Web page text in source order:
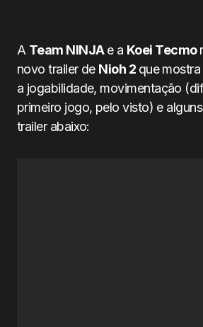
A Team NINJAe a Koei Tecmo
novo trailer de Nioh 2 que
a jogabilidade, movimentação
primeiro jogo, pelo visto) e
trailer abaixo: